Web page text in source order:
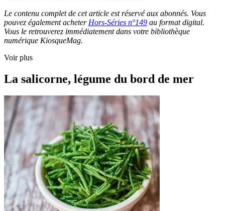
Le contenu complet de cet article est réservé aux abonnés. Vous
pouvez également acheter Hors-Séries n°149 au format digital.
Vous le retrouverez immédiatement dans votre bibliothèque
numérique KiosqueMag.
Voir plus
La salicorne, légume du bord de mer